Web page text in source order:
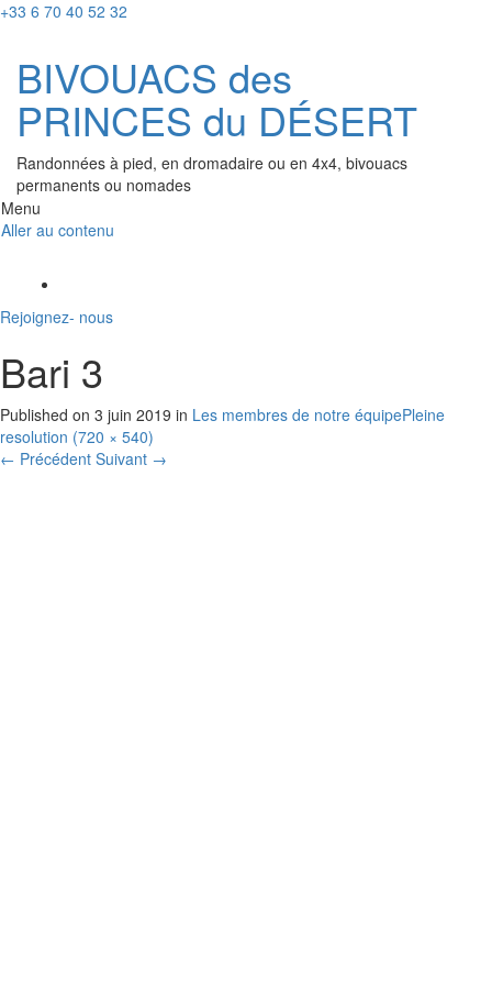
+33 6 70 40 52 32
BIVOUACS des
PRINCES du DÉSERT
Randonnées à pied, en dromadaire ou en 4x4, bivouacs
permanents ou nomades
Menu
Aller au contenu
Rejoignez- nous
Bari 3
Published on 3 juin 2019 in Les membres de notre équipePleine
resolution (720 × 540)
← Précédent Suivant →